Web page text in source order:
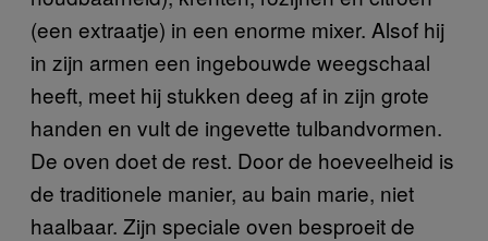
(een extraatje) in een enorme mixer. Alsof hij
in zijn armen een ingebouwde weegschaal
heeft, meet hij stukken deeg af in zijn grote
handen en vult de ingevette tulbandvormen.
De oven doet de rest. Door de hoeveelheid is
de traditionele manier, au bain marie, niet
haalbaar. Zijn speciale oven besproeit de